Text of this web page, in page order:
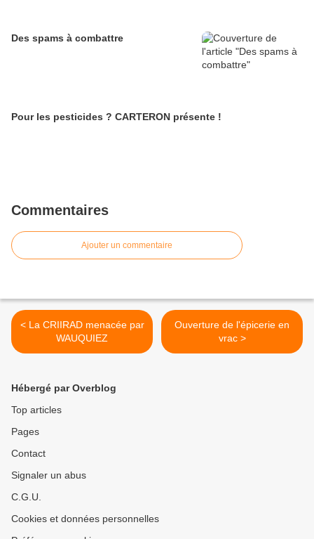
Des spams à combattre
Pour les pesticides ? CARTERON présente !
Commentaires
Ajouter un commentaire
< La CRIIRAD menacée par
WAUQUIEZ
Ouverture de l'épicerie en
vrac >
Hébergé par Overblog
Top articles
Pages
Contact
Signaler un abus
C.G.U.
Cookies et données personnelles